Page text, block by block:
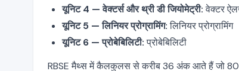
यूनिट 4 — वेक्टर्स और थ्री डी जियोमेट्री:वेक्टर
यूनिट 5 — लिनियर प्रोग्रामिंग:लिनियर प्रोग्रामिंग
यूनिट 6 — प्रोबेबिलिटी:प्रोबेबिलिटी
RBSE मैथ्स में कैलकुलस से करीब 36 अंक आते हैं जो 80